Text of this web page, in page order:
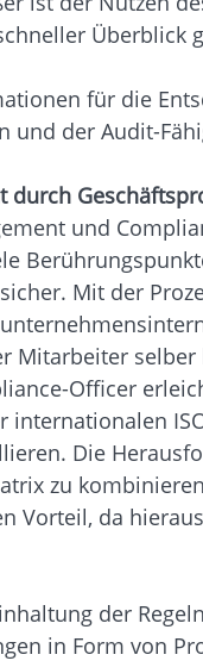
für die
und der Audit-
und
Mit der
Mitarbeiter
Officer
Die
zu
Vorteil, da
der
in Form von